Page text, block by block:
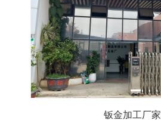
钣金加工厂家